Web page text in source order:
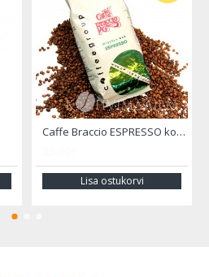
Caffe Braccio ESPRESSO kohviuba 1000 gr.
Lisa ostukorvi